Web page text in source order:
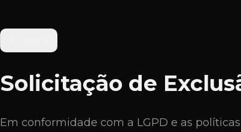
Solicitação de
Em conformidade com a LGPD e as